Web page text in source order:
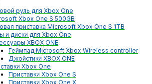
руль для Xbox One
Xbox One S 500GB
приставка Microsoft Xbox One S 1TB
и диски для Xbox One
XBOX ONE
Геймпад Microsoft Xbox Wireless controller
Джойстики XBOX ONE
Xbox One
Приставки Xbox One S
Приставки Xbox One X